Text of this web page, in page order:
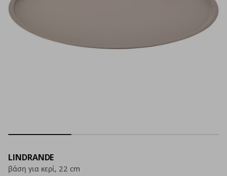
LINDRANDE
βάση για κερί, 22 cm